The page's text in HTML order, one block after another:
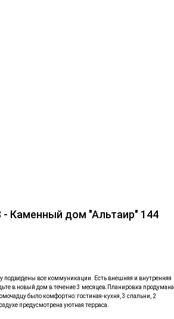
- Каменный дом "Альтаир" 144
все коммуникации. Есть внешняя и внутренняя
в новый дом в течение 3 месяцев.Планировка продумана
было комфортно: гостиная-кухня, 3 спальни, 2
предусмотрена уютная терраса.